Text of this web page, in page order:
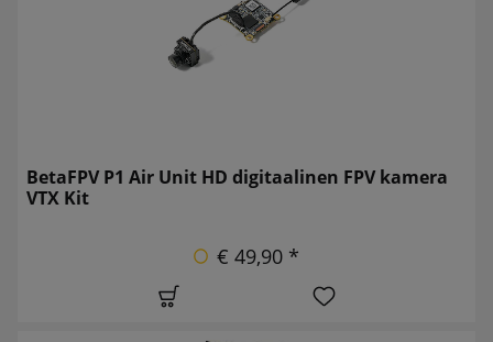
BetaFPV P1 Air Unit HD digitaalinen FPV kamera
VTX Kit
€ 49,90 *